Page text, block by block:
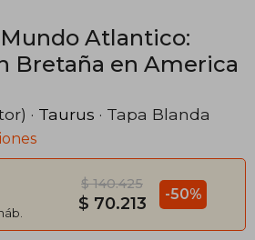
Atlantico:
Bretaña en America
· Taurus · Tapa Blanda
$ 140.425
$ 70.213 -50%